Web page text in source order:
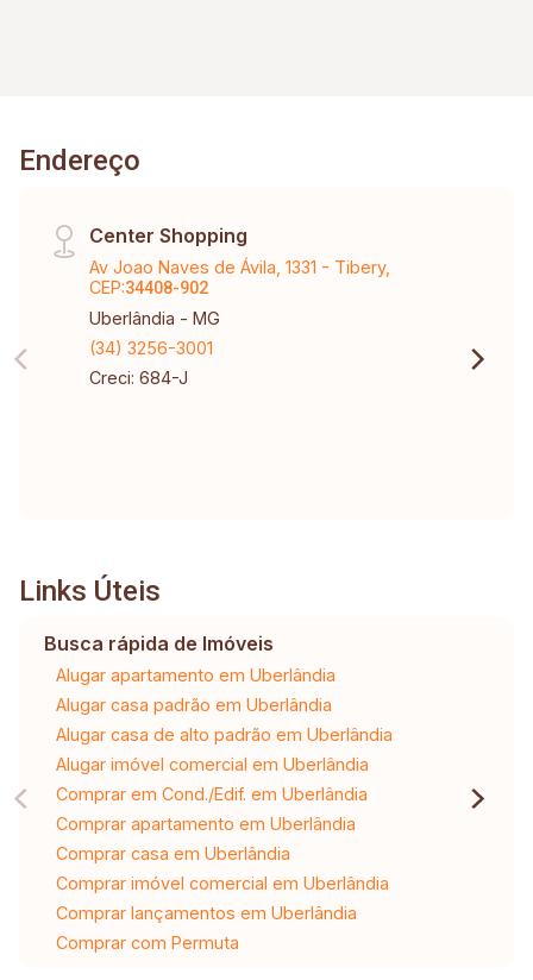
Endereço
Center Shopping
Av Joao Naves de Ávila, 1331 - Tibery,
CEP:34408-902
Uberlândia - MG
(34) 3256-3001
Creci: 684-J
Links Úteis
Busca rápida de Imóveis
Alugar apartamento em Uberlândia
Alugar casa padrão em Uberlândia
Alugar casa de alto padrão em Uberlândia
Alugar imóvel comercial em Uberlândia
Comprar em Cond./Edif. em Uberlândia
Comprar apartamento em Uberlândia
Comprar casa em Uberlândia
Comprar imóvel comercial em Uberlândia
Comprar lançamentos em Uberlândia
Comprar com Permuta